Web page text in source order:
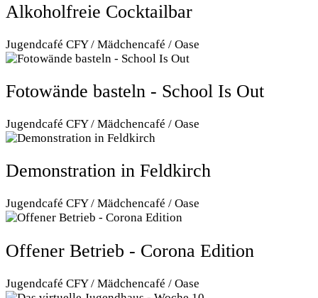
Alkoholfreie Cocktailbar
Jugendcafé CFY / Mädchencafé / Oase
Fotowände basteln - School Is Out
Jugendcafé CFY / Mädchencafé / Oase
Demonstration in Feldkirch
Jugendcafé CFY / Mädchencafé / Oase
Offener Betrieb - Corona Edition
Jugendcafé CFY / Mädchencafé / Oase